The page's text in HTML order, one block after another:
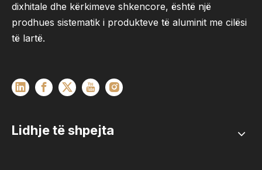
dixhitale dhe kërkimeve shkencore, është një
prodhues sistematik i produkteve të aluminit me cilësi
të lartë.
Lidhje të shpejta